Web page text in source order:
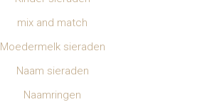
mix and match
Moedermelk sieraden
Naam sieraden
Naamringen